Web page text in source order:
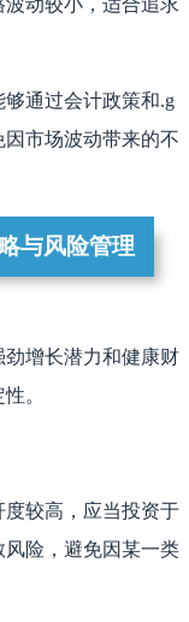
够通过会计政策和.g
因市场波动带来的不
与风险管理
增长潜力和健康财
。
较高，应当投资于
险，避免因某一类